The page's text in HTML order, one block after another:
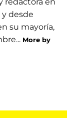
y desde
su mayoría,
More by